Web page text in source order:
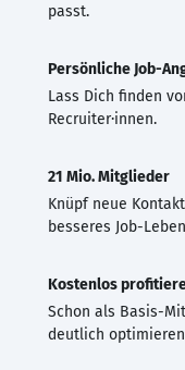
passt.
Persönliche Job-
Lass Dich finden
Recruiter·innen.
21 Mio. Mitglieder
Knüpf neue
besseres Job-
Kostenlos
Schon als Basis-
deutlich